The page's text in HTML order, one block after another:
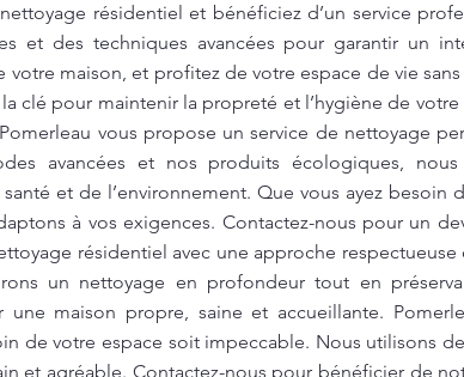
résidentiel et bénéficiez d’un service
et des techniques avancées pour garantir un
votre maison, et profitez de votre espace de vie
clé pour maintenir la propreté et l’hygiène de votre
vous propose un service de nettoyage
avancées et nos produits écologiques,
et de l’environnement. Que vous ayez besoin
à vos exigences. Contactez-nous pour un
résidentiel avec une approche respectueuse
un nettoyage en profondeur tout en
une maison propre, saine et accueillante.
de votre espace soit impeccable. Nous utilisons
et agréable. Contactez-nous pour bénéficier de